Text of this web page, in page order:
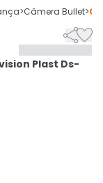
>Câmera Bullet>

Plast Ds-